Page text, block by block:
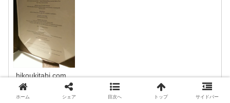
hikoukitabi.com
ホーム シェア 目次へ トップ サイドバー